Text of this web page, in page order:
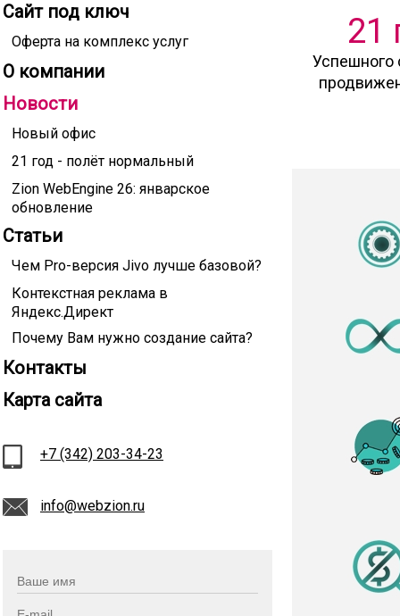
Сайт под ключ
Оферта на комплекс услуг
О компании
Новости
Новый офис
21 год - полёт нормальный
Zion WebEngine 26: январское
обновление
Статьи
Чем Pro-версия Jivo лучше базовой?
Контекстная реклама в
Яндекс.Директ
Почему Вам нужно создание сайта?
Контакты
Карта сайта
+7 (342) 203-34-23
info@webzion.ru
21
Успешного